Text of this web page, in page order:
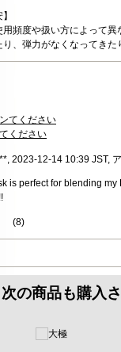
頻度や扱い方によって異
、弾力がなくなってきた
てください
ください
2023-12-14 10:39 JST,
is perfect for blending
(8)
の商品も購入